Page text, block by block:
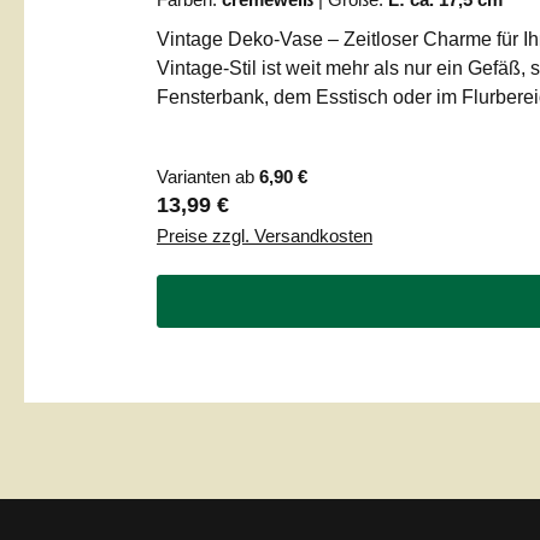
Vintage Deko-Vase – Zeitloser Charme für
Vintage-Stil ist weit mehr als nur ein Gefäß,
Fensterbank, dem Esstisch oder im
für Ihre DekorationSuchen Sie nach dem
sich Pampasgras, Eukalyptus oder
Note in Ihr Interieur, die besonders gut zum
Trockenfloristik und künstliche Pflanzen
Gießkanne in unterschiedlichen Größen
einzelnes großes Modell als markanten
Varianten ab 6,90 €
Regulärer Preis:
13,99 €
Preise zzgl. Versandkosten